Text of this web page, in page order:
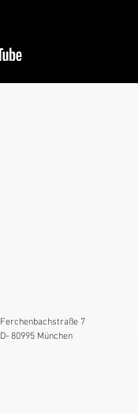
Ferchenbachstraße 7
D- 80995 München